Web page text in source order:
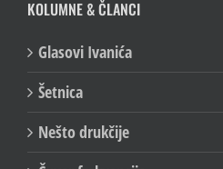
KOLUMNE & ČLANCI
Glasovi Ivanića
Šetnica
Nešto drukčije